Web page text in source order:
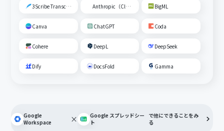
3Scribe Transcription Anthropic（Claude） BigML
Canva ChatGPT Coda
Cohere DeepL DeepSeek
Dify DocsFold Gamma
Google
Workspace
×
Google スプレッドシー
ト
で他にできることをみ
る